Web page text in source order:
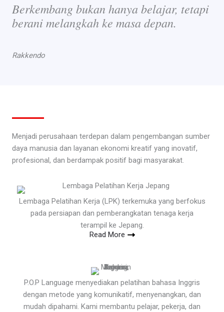
Berkembang bukan hanya belajar, tetapi
berani melangkah ke masa depan.
Rakkendo
Menjadi perusahaan terdepan dalam pengembangan sumber
daya manusia dan layanan ekonomi kreatif yang inovatif,
profesional, dan berdampak positif bagi masyarakat.
Lembaga Pelatihan Kerja (LPK) terkemuka yang berfokus
pada persiapan dan pemberangkatan tenaga kerja
terampil ke Jepang.
Read More
P.O.P Language menyediakan pelatihan bahasa Inggris
dengan metode yang komunikatif, menyenangkan, dan
mudah dipahami. Kami membantu pelajar, pekerja, dan